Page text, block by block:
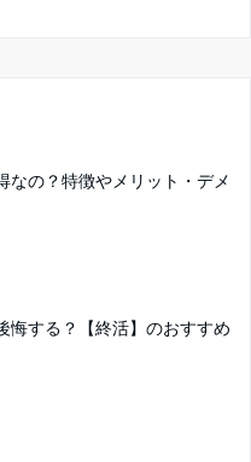
なの？特徴やメリット・デメ
悔する？【終活】のおすすめ